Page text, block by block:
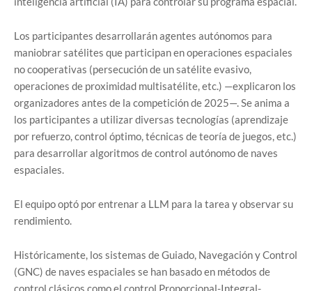
Los participantes desarrollarán agentes autónomos para
maniobrar satélites que participan en operaciones espaciales
no cooperativas (persecución de un satélite evasivo,
operaciones de proximidad multisatélite, etc.) —explicaron los
organizadores antes de la competición de 2025—. Se anima a
los participantes a utilizar diversas tecnologías (aprendizaje
por refuerzo, control óptimo, técnicas de teoría de juegos, etc.)
para desarrollar algoritmos de control autónomo de naves
espaciales.
El equipo optó por entrenar a LLM para la tarea y observar su
rendimiento.
Históricamente, los sistemas de Guiado, Navegación y Control
(GNC) de naves espaciales se han basado en métodos de